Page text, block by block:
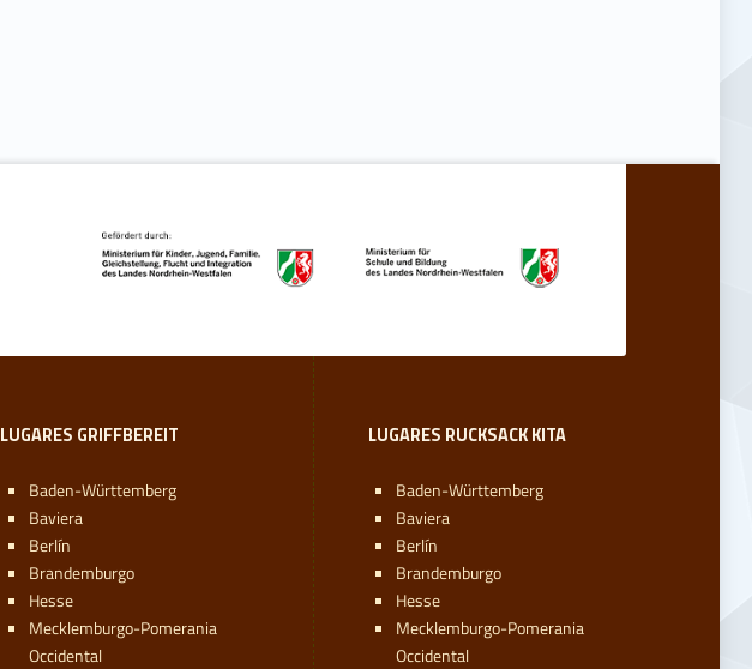
LUGARES GRIFFBEREIT
Baden-Württemberg
Baviera
Berlín
Brandemburgo
Hesse
Mecklemburgo-Pomerania
Occidental
LUGARES RUCKSACK KITA
Baden-Württemberg
Baviera
Berlín
Brandemburgo
Hesse
Mecklemburgo-Pomerania
Occidental